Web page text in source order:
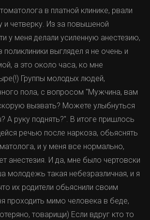
в платной клинике, рвали
и четверку. Из за повышеной
у меня делали усиленную анестезию,
выглядел я не очень и
а это около часа, ко мне
Группы молодых людей,
пола, с вопросом "Мужчина, вам
вызвать? Можете улыбнуться
А руку поднять?". В итоге пришлось
речью после наркоза, обьяснять
и у меня все нормально,
анестезия. И да, мне было чертовски
молодежь такая небезразличная, и я
их родители обьяснили своим
проходить мимо человека в беде,
товарищи) Если вдруг кто то